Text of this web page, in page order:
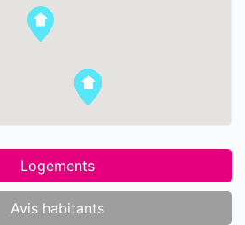
Logements
Avis habitants